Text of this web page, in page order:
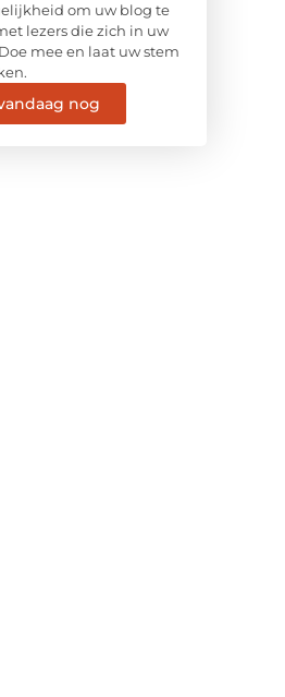
om uw blog te
lezers die zich in uw
mee en laat uw stem
nog